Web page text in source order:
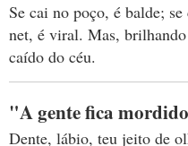
Se cai no poço, é balde;
net, é viral. Mas,
caído do céu.
"A gente fica
Dente, lábio, teu jeito de